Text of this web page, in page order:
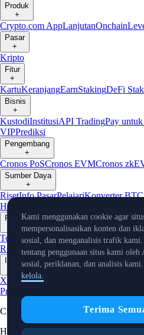
Produk
+
Crypto.com AppLanjutanOnchain
Pasar
+
Kripto
Fitur
+
KartuKeranjangEarnStakingDeFi
Bisnis
+
KustodiInstitusiAPI TradingPay
VIPPrediksi
Pengembang
+
Cronos PoSCronos EVMCronos
Sumber Daya
+
RisetInfo PasarPelajariKonverter
Harga
Perusahaan
+
Tentang KamiRoadmapKarierMitra
ReserveAfiliasiLisensi & Registrasi
Info Terkini
+
X Warta
Produk
Cryptocurrency in Every Wallet™
Hak Cipta © 2018 - 2026
Kami menggunakan cookie agar
mempersonalisasikan konten dan
sosial, dan menganalisis trafik
tentang penggunaan situs kami
sosial, periklanan, dan analisis kami.
kelola.
Terima